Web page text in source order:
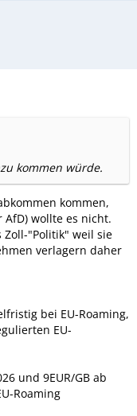
kommen würde.
kommen,
AfD) wollte es nicht.
"Politik" weil sie
verlagern daher
bei EU-Roaming,
EU-
und 9EUR/GB ab
Roaming